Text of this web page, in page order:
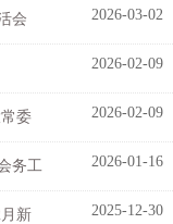
会 2026-03-02
2026-02-09
委 2026-02-09
务工 2026-01-16
新 2025-12-30